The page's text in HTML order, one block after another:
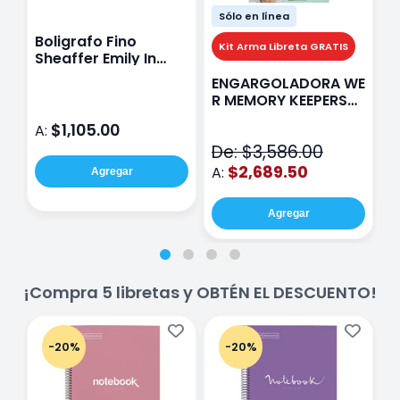
Boligrafo Fino
Sheaffer Emily In
A: $1,105.00
Agregar
Sólo en línea
Kit Arma Libreta GRATIS
ENGARGOLADORA WE
R MEMORY KEEPERS
De: $3,586.00
A: $2,689.50
Agregar
¡Compra 5 libretas y OBTÉN EL DESCUENTO!
-20% -20%